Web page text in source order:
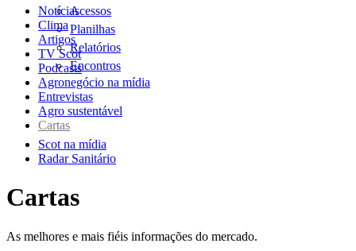
Acessos
Planilhas
Relatórios
Encontros
Notícias
Clima
Artigos
TV Scot
Podcasts
Agronegócio na mídia
Entrevistas
Agro sustentável
Cartas
Scot na mídia
Radar Sanitário
Cartas
As melhores e mais fiéis informações do mercado.